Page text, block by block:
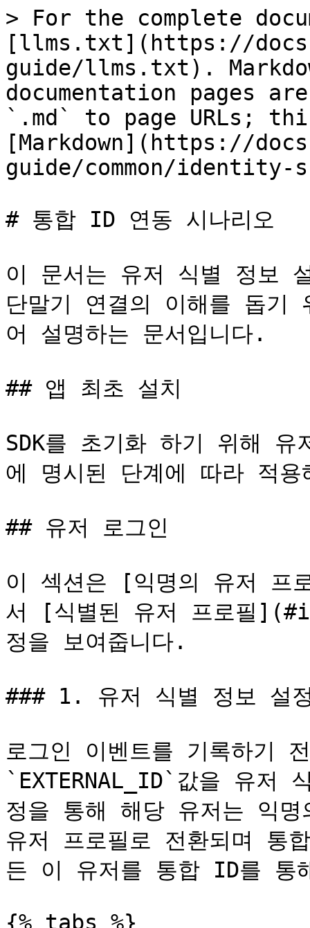
> For the complete
[llms.txt](https://
guide/llms.txt).
documentation pages
`.md` to page URLs;
[Markdown](https://
guide/common/identity-
# 통합 ID 연동 시나리오
이 문서는 유저 식별 정보
단말기 연결의 이해를 돕기
어 설명하는 문서입니다.
## 앱 최초 설치
SDK를 초기화 하기 위해
에 명시된 단계에 따라 적
## 유저 로그인
이 섹션은 [익명의 유저 프
서 [식별된 유저 프로필
정을 보여줍니다.
### 1. 유저 식별 정보 설
로그인 이벤트를 기록하기
`EXTERNAL_ID`값을 유저
정을 통해 해당 유저는 익
유저 프로필로 전환되며 통
든 이 유저를 통합 ID를 통
{% tabs %}